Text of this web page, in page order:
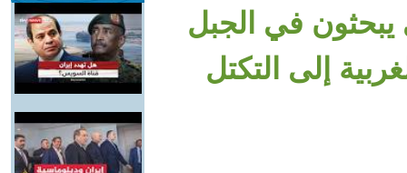
يبحثون في الجبل
إلى التكتل